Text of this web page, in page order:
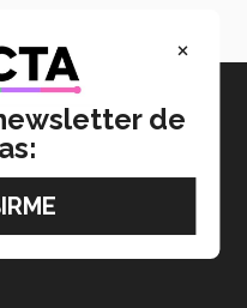
"devolver la voz" a
×
de